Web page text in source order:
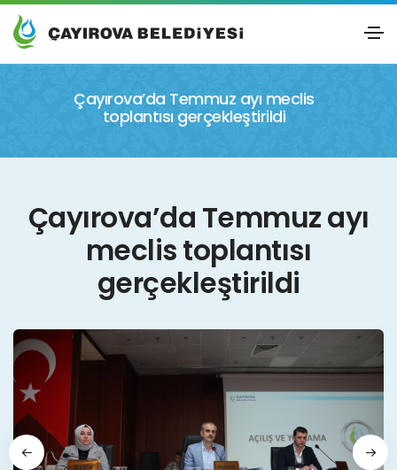
Çayırova’da Temmuz ayı meclis
toplantısı gerçekleştirildi
Çayırova’da Temmuz ayı
meclis toplantısı
gerçekleştirildi